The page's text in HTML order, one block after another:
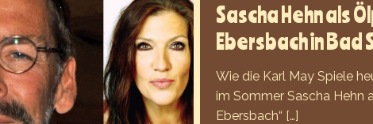
Sascha Hehn als
Ebersbach in Bad
Wie die Karl May Spiele
im Sommer Sascha Hehn
Ebersbach“ […]